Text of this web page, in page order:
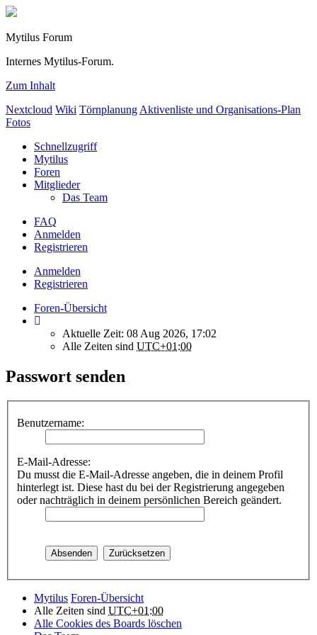
Mytilus Forum
Internes Mytilus-Forum.
Zum Inhalt
Nextcloud Wiki Törnplanung Aktivenliste und Organisations-Plan
Fotos
Schnellzugriff
Mytilus
Foren
Mitglieder
Das Team
FAQ
Anmelden
Registrieren
Anmelden
Registrieren
Foren-Übersicht
Aktuelle Zeit: 08 Aug 2026, 17:02
Alle Zeiten sind UTC+01:00
Passwort senden
Benutzername:
E-Mail-Adresse:
Du musst die E-Mail-Adresse angeben, die in deinem Profil
hinterlegt ist. Diese hast du bei der Registrierung angegeben
oder nachträglich in deinem persönlichen Bereich geändert.
Mytilus Foren-Übersicht
Alle Zeiten sind UTC+01:00
Alle Cookies des Boards löschen